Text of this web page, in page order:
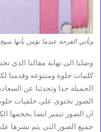
وتأتي الفرحة عندما نؤمن بأنها
وصلنا الى نهاية مقالنا الذي
كلمات حلوة ومتنوعه وقدمنا
الجميلة جدا وتحدثنا عن
الصور تحتوى على خلفيات حلوة
ان الصور تتميز ايضا بحجمها
جميع الصور التى يتم نشرها